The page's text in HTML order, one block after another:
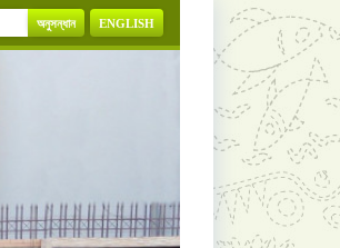
অনুসন্ধান ENGLISH